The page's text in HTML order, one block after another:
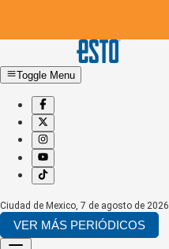
Toggle Menu
Ciudad de Mexico, 7 de agosto de 2026
VER MÁS PERIÓDICOS